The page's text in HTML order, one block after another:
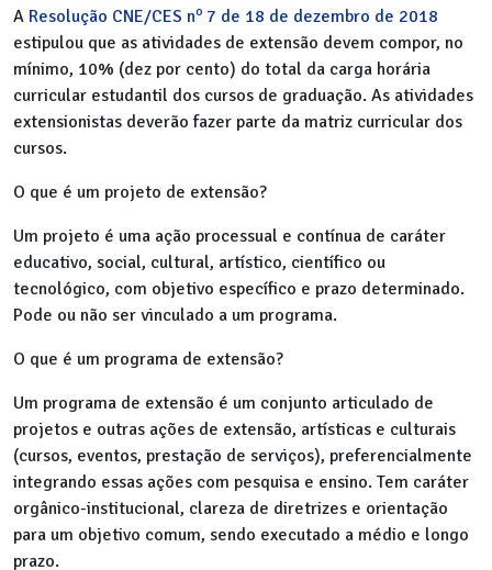
A Resolução CNE/CES no 7 de 18 de dezembro de 2018
estipulou que as atividades de extensão devem compor, no
mínimo, 10% (dez por cento) do total da carga horária
curricular estudantil dos cursos de graduação. As atividades
extensionistas deverão fazer parte da matriz curricular dos
cursos.
O que é um projeto de extensão?
Um projeto é uma ação processual e contínua de caráter
educativo, social, cultural, artístico, científico ou
tecnológico, com objetivo específico e prazo determinado.
Pode ou não ser vinculado a um programa.
O que é um programa de extensão?
Um programa de extensão é um conjunto articulado de
projetos e outras ações de extensão, artísticas e culturais
(cursos, eventos, prestação de serviços), preferencialmente
integrando essas ações com pesquisa e ensino. Tem caráter
orgânico-institucional, clareza de diretrizes e orientação
para um objetivo comum, sendo executado a médio e longo
prazo.